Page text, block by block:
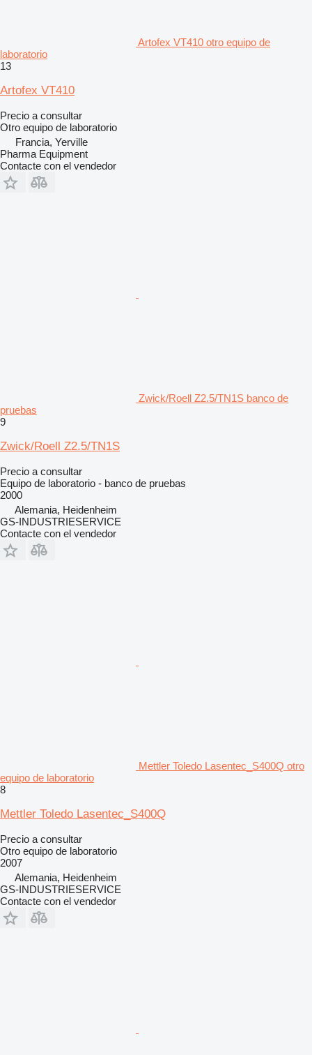
Artofex VT410 otro equipo de
laboratorio
13
Artofex VT410
Precio a consultar
Otro equipo de laboratorio
Francia, Yerville
Pharma Equipment
Contacte con el vendedor
Zwick/Roell Z2.5/TN1S banco de
pruebas
9
Zwick/Roell Z2.5/TN1S
Precio a consultar
Equipo de laboratorio - banco de pruebas
2000
Alemania, Heidenheim
GS-INDUSTRIESERVICE
Contacte con el vendedor
Mettler Toledo Lasentec_S400Q otro
equipo de laboratorio
8
Mettler Toledo Lasentec_S400Q
Precio a consultar
Otro equipo de laboratorio
2007
Alemania, Heidenheim
GS-INDUSTRIESERVICE
Contacte con el vendedor